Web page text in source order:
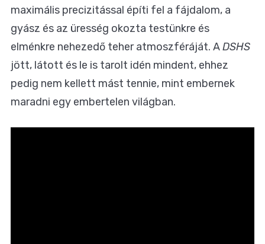
maximális precizitással építi fel a fájdalom, a
gyász és az üresség okozta testünkre és
elménkre nehezedő teher atmoszféráját. ADSHS
jött, látott és le is tarolt idén mindent, ehhez
pedig nem kellett mást tennie, mint embernek
maradni egy embertelen világban.